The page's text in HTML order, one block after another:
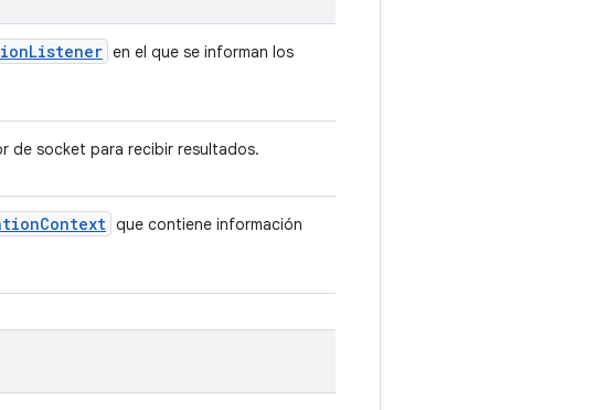
Listener en el que se informan los
de socket para recibir resultados.
Context que contiene información